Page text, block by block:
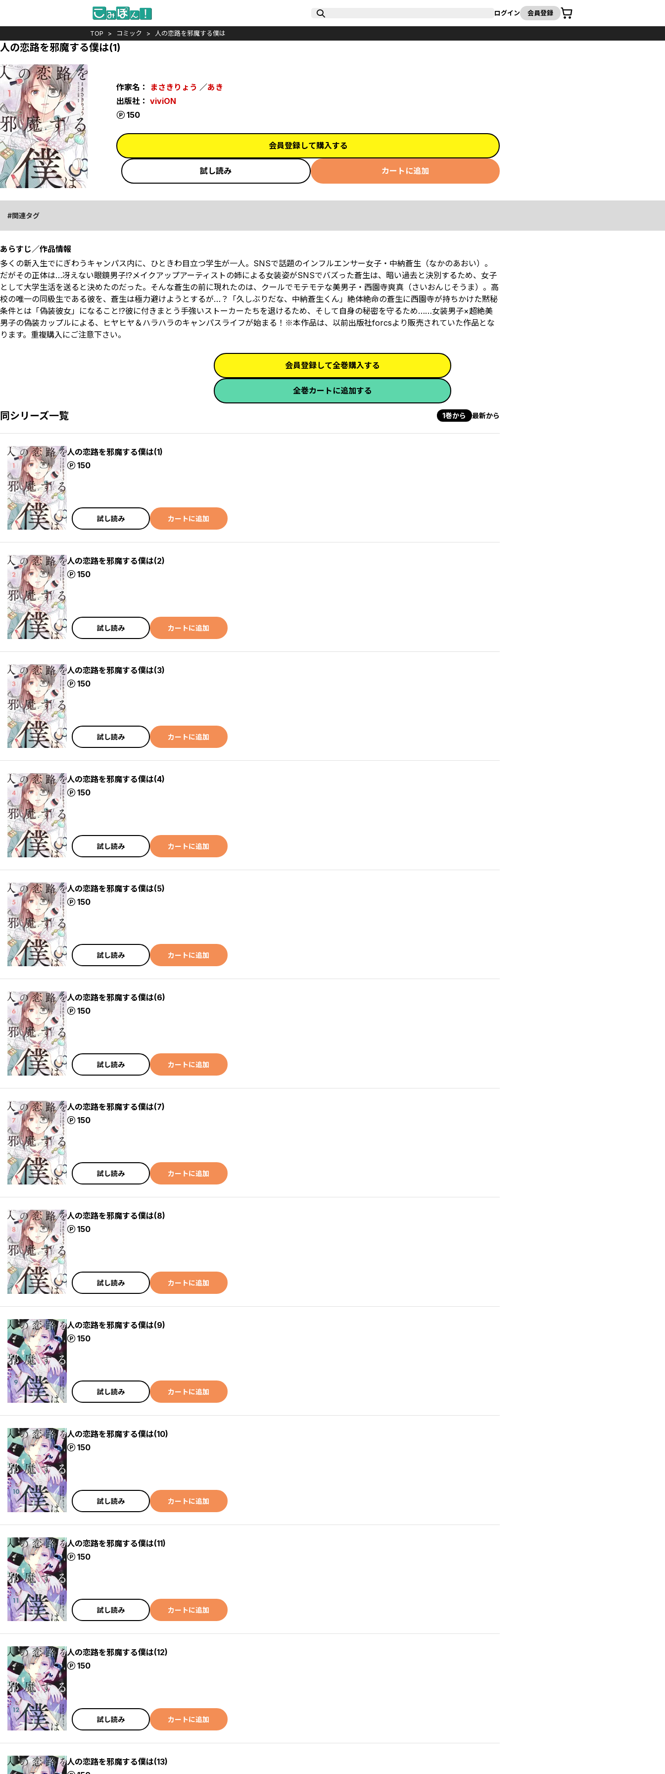
ログイン 会員登録
カート
TOP コミック 人の恋路を邪魔する僕は
人の恋路を邪魔する僕は(1)
作家名： まさきりょう ／あき
出版社： viviON
150
会員登録して購入する
試し読み カートに追加
関連タグ
あらすじ／作品情報
多くの新入生でにぎわうキャンパス内に、ひときわ目立つ学生が一人。SNSで話題のインフルエンサー女子・中納蒼生（なかのあおい）。
だがその正体は…冴えない眼鏡男子!?メイクアップアーティストの姉による女装姿がSNSでバズった蒼生は、暗い過去と決別するため、女子
として大学生活を送ると決めたのだった。そんな蒼生の前に現れたのは、クールでモテモテな美男子・西園寺爽真（さいおんじそうま）。高
校の唯一の同級生である彼を、蒼生は極力避けようとするが…？「久しぶりだな、中納蒼生くん」絶体絶命の蒼生に西園寺が持ちかけた黙秘
条件とは――「偽装彼女」になること!?彼に付きまとう手強いストーカーたちを退けるため、そして自身の秘密を守るため……女装男子×超絶美
男子の偽装カップルによる、ヒヤヒヤ＆ハラハラのキャンパスライフが始まる！※本作品は、以前出版社forcsより販売されていた作品とな
ります。重複購入にご注意下さい。
会員登録して全巻購入する
全巻カートに追加する
同シリーズ一覧 1巻から 最新から
人の恋路を邪魔する僕は(1)
150
ポイント
試し読み カートに追加
人の恋路を邪魔する僕は(2)
150
ポイント
試し読み カートに追加
人の恋路を邪魔する僕は(3)
150
ポイント
試し読み カートに追加
人の恋路を邪魔する僕は(4)
150
ポイント
試し読み カートに追加
人の恋路を邪魔する僕は(5)
150
ポイント
試し読み カートに追加
人の恋路を邪魔する僕は(6)
150
ポイント
試し読み カートに追加
人の恋路を邪魔する僕は(7)
150
ポイント
試し読み カートに追加
人の恋路を邪魔する僕は(8)
150
ポイント
試し読み カートに追加
人の恋路を邪魔する僕は(9)
150
ポイント
試し読み カートに追加
人の恋路を邪魔する僕は(10)
150
ポイント
試し読み カートに追加
人の恋路を邪魔する僕は(11)
150
ポイント
試し読み カートに追加
人の恋路を邪魔する僕は(12)
150
ポイント
試し読み カートに追加
人の恋路を邪魔する僕は(13)